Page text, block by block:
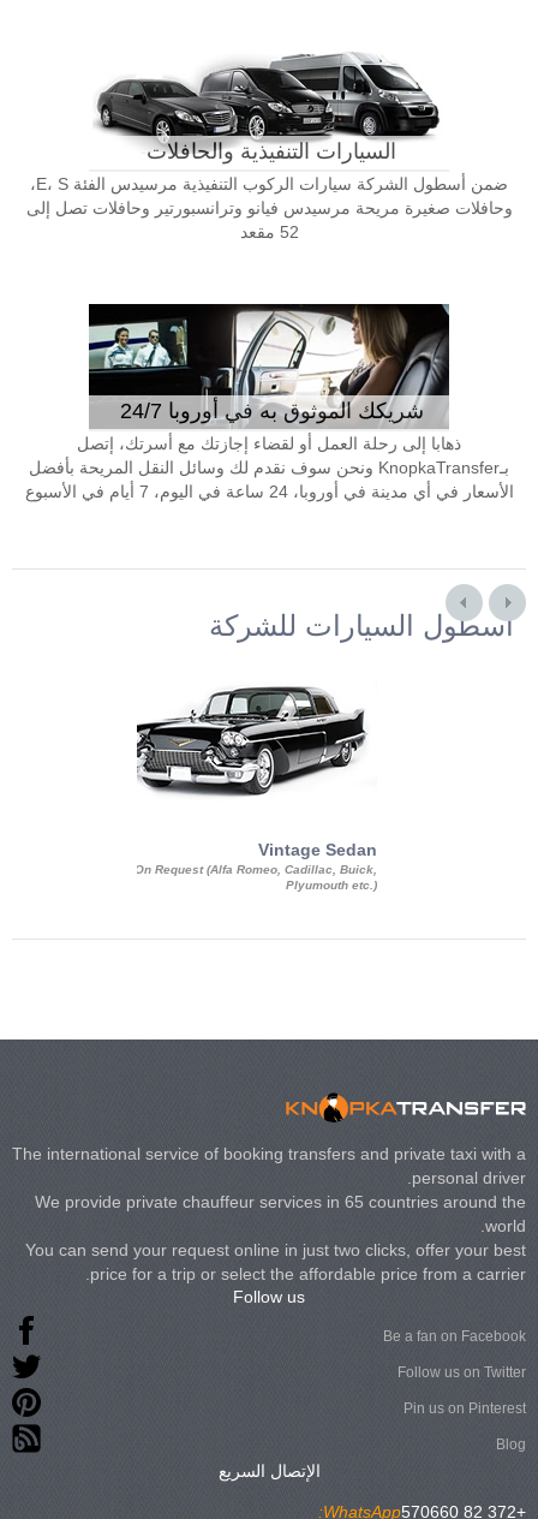
السيارات التنفيذية والحافلات
ضمن أسطول الشركة سيارات الركوب التنفيذية مرسيدس الفئة E، S،
وحافلات صغيرة مريحة مرسيدس فيانو وترانسبورتير وحافلات تصل إلى
52 مقعد
شريكك الموثوق به في أوروبا 24/7
ذهابا إلى رحلة العمل أو لقضاء إجازتك مع أسرتك، إتصل
بـKnopkaTransfer ونحن سوف نقدم لك وسائل النقل المريحة بأفضل
الأسعار في أي مدينة في أوروبا، 24 ساعة في اليوم، 7 أيام في الأسبوع
أسطول السيارات للشركة
Vintage Sedan
On Request (Alfa Romeo, Cadillac, Buick,
Plyumouth etc.)
The international service of booking transfers and private taxi with a
personal driver.
We provide private chauffeur services in 65 countries around the
world.
You can send your request online in just two clicks, offer your best
price for a trip or select the affordable price from a carrier.
Follow us
Be a fan on Facebook
Follow us on Twitter
Pin us on Pinterest
Blog
الإتصال السريع
WhatsApp: +372 82 570660